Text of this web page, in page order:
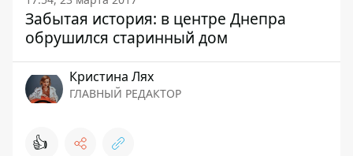
Забытая история: в центре Днепра
обрушился старинный дом
Кристина Лях
ГЛАВНЫЙ РЕДАКТОР
👍